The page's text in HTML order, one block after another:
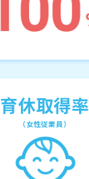
育休取得率
（女性従業員）